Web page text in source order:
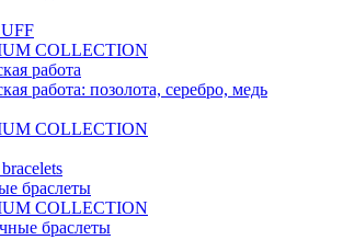
COLLECTION
работа
работа: позолота, серебро, медь
COLLECTION
браслеты
COLLECTION
браслеты